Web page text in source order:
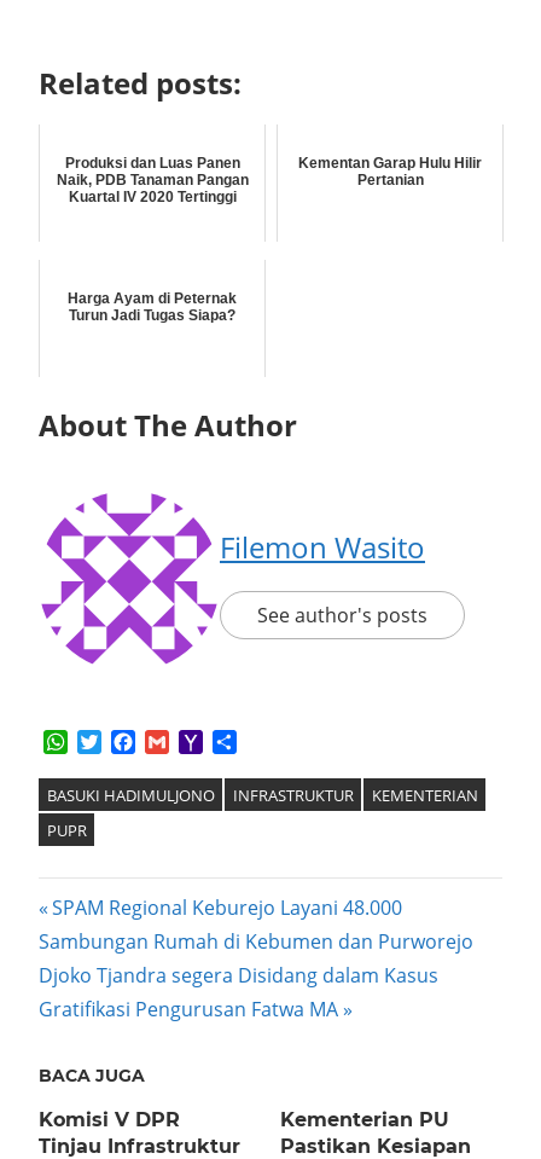
Related posts:
Produksi dan Luas Panen
Naik, PDB Tanaman Pangan
Kuartal IV 2020 Tertinggi
Kementan Garap Hulu Hilir
Pertanian
Harga Ayam di Peternak
Turun Jadi Tugas Siapa?
About The Author
Filemon Wasito
See author's posts
WhatsApp
TwitterFacebook
GmailYahoo
BASUKI HADIMULJONO INFRASTRUKTUR
KEMENTERIAN
PUPR
Post
navigation
Previous
Post:
SPAM Regional Keburejo Layani 48.000
Sambungan Rumah di Kebumen dan Purworejo
Next
Post:
Djoko Tjandra segera Disidang dalam Kasus
Gratifikasi Pengurusan Fatwa MA
BACA JUGA
Komisi V DPR
Tinjau Infrastruktur
Kementerian PU
Pastikan Kesiapan